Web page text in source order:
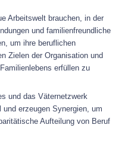
Arbeitswelt brauchen, in der
und familienfreundliche
um ihre beruflichen
Zielen der Organisation und
erfüllen zu
und das Väternetzwerk
erzeugen Synergien, um
Aufteilung von Beruf